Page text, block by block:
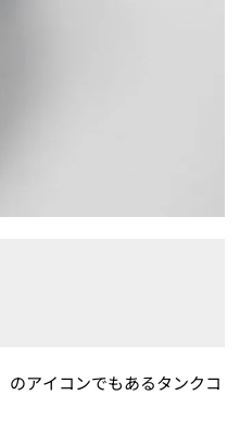
アイコンでもあるタンクコ